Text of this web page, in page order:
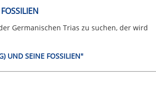
Germanischen Trias zu suchen, der wird
UND SEINE FOSSILIEN"